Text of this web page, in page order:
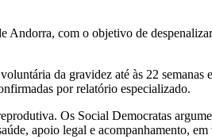
Andorra, com o objetivo de
da gravidez até às 22 semanas
por relatório especializado.
Os Social Democratas
apoio legal e acompanhamento,